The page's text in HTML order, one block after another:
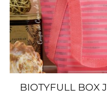
BIOTYFULL BOX